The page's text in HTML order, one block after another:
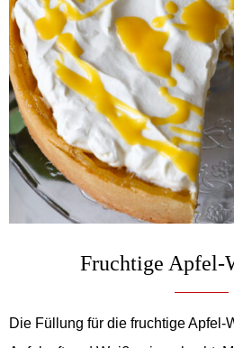
Fruchtige Apfel-
Die Füllung für die fruchtige Apfel-